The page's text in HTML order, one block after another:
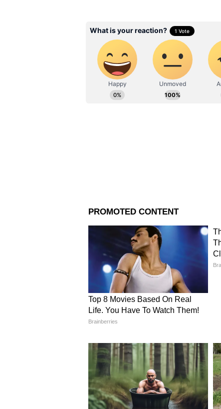
এদিকে, ওমর আবদুল্লা টানা
জন্য মোদীকে শুভেচ্ছা জানান।
রাজ্যের মর্যাদা দ্রুত ফিরিয়ে
প্রধানমন্ত্রীর সঙ্গে তাঁর কথা
বিষয়গুলি নিয়ে আলোচনা করতে
করলাম। আমি তাঁকে টানা ১২
চেয়েছেন।
এক্স-এ একটি পোস্টে তিনি এই
লেখেন, "কর্নাটকের মুখ্যমন্ত্রী
মাননীয় প্রধানমন্ত্রী শ্রী
সেচ, উদ্ভাবন এবং জনকল্যাণমূলক
গঠনমূলক আলোচনা হয়েছে।"
সঙ্গে একযোগে কাজ করতে তিনি
তেলেঙ্গানার মুখ্যমন্ত্রী এ রেবন্ত
একটি রুপোর মূর্তি উপহার দেন।
"তেলেঙ্গানার মুখ্যমন্ত্রী শ্রী
দেখা করেছেন।"
বৈঠক প্রসঙ্গে রেড্ডি জানান,
জন্য প্রধানমন্ত্রীর হস্তক্ষেপ